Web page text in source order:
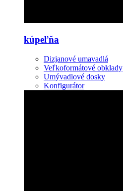
kúpeľňa
Dizjanové umavadlá
Veľkoformátové obklady
Umývadlové dosky
Konfigurátor